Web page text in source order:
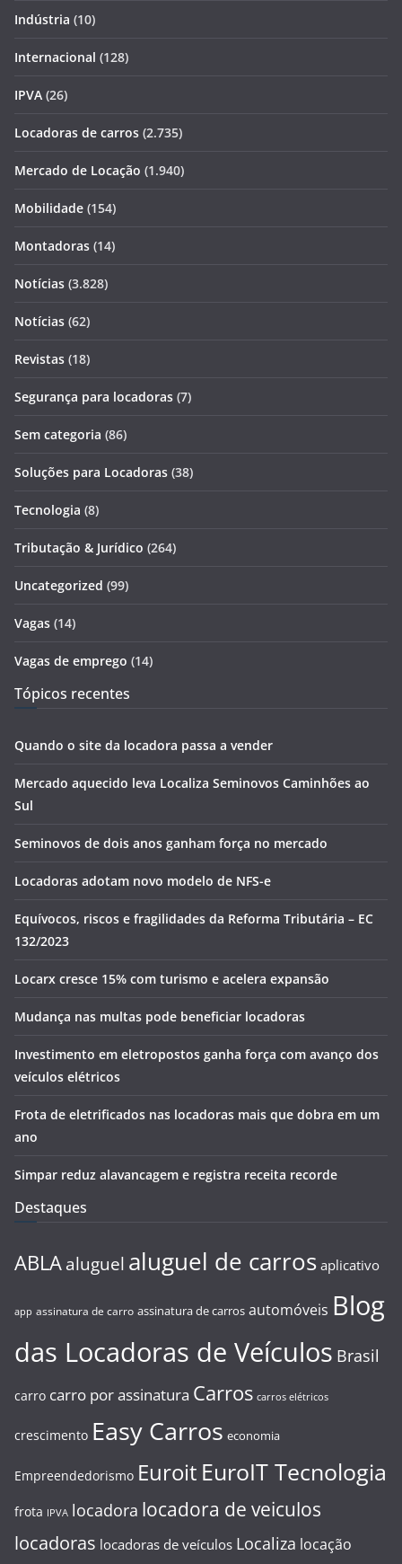
Indústria (10)
Internacional (128)
IPVA (26)
Locadoras de carros (2.735)
Mercado de Locação (1.940)
Mobilidade (154)
Montadoras (14)
Notícias (3.828)
Notícias (62)
Revistas (18)
Segurança para locadoras (7)
Sem categoria (86)
Soluções para Locadoras (38)
Tecnologia (8)
Tributação & Jurídico (264)
Uncategorized (99)
Vagas (14)
Vagas de emprego (14)
Tópicos recentes
Quando o site da locadora passa a vender
Mercado aquecido leva Localiza Seminovos Caminhões ao
Sul
Seminovos de dois anos ganham força no mercado
Locadoras adotam novo modelo de NFS-e
Equívocos, riscos e fragilidades da Reforma Tributária – EC
132/2023
Locarx cresce 15% com turismo e acelera expansão
Mudança nas multas pode beneficiar locadoras
Investimento em eletropostos ganha força com avanço dos
veículos elétricos
Frota de eletrificados nas locadoras mais que dobra em um
ano
Simpar reduz alavancagem e registra receita recorde
Destaques
ABLA aluguel aluguel de carros aplicativo
app assinatura de carro assinatura de carros automóveis Blog
das Locadoras de Veículos Brasil
carro carro por assinatura Carros carros elétricos
crescimento Easy Carros economia
Empreendedorismo Euroit EuroIT Tecnologia
frota IPVA locadora locadora de veiculos
locadoras locadoras de veículos Localiza locação